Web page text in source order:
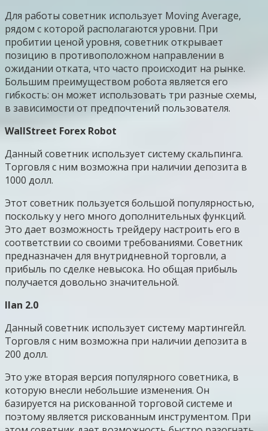
Для работы советник использует Moving Average,
рядом с которой располагаются уровни. При
пробитии ценой уровня, советник открывает
позицию в противоположном направлении в
ожидании отката, что часто происходит на рынке.
Большим преимуществом робота является его
гибкость: он может использовать три разные схемы,
в зависимости от предпочтений пользователя.
WallStreet Forex Robot
Данный советник использует систему скальпинга.
Торговля с ним возможна при наличии депозита в
1000 долл.
Этот советник пользуется большой популярностью,
поскольку у него много дополнительных функций.
Это дает возможность трейдеру настроить его в
соответствии со своими требованиями. Советник
предназначен для внутридневной торговли, а
прибыль по сделке невысока. Но общая прибыль
получается довольно значительной.
Ilan 2.0
Данный советник использует систему мартингейл.
Торговля с ним возможна при наличии депозита в
200 долл.
Это уже вторая версия популярного советника, в
которую внесли небольшие изменения. Он
базируется на рискованной торговой системе и
поэтому является рискованным инструментом. При